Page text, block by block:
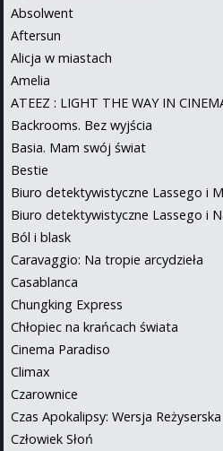
Absolwent
Aftersun
Alicja w miastach
Amelia
ATEEZ : LIGHT THE WAY IN
Backrooms. Bez wyjścia
Basia. Mam swój świat
Bestie
Biuro detektywistyczne Lassego i
Biuro detektywistyczne Lassego i
Ból i blask
Caravaggio: Na tropie arcydzieła
Casablanca
Chungking Express
Chłopiec na krańcach świata
Cinema Paradiso
Climax
Czarownice
Czas Apokalipsy: Wersja Reżyserska
Człowiek Słoń